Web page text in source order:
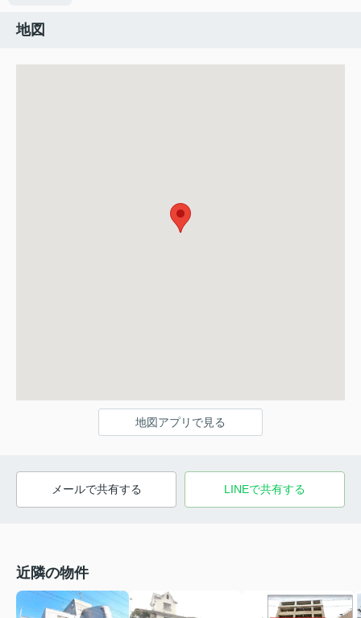
地図
地図アプリで見る
メールで共有する LINEで共有する
近隣の物件